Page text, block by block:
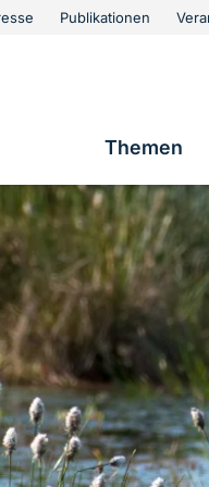
Publikationen
Themen